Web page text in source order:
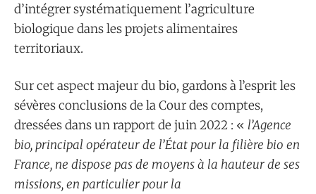
d’intégrer systématiquement l’agriculture
biologique dans les projets alimentaires
territoriaux.
Sur cet aspect majeur du bio, gardons à l’esprit les
sévères conclusions de la Cour des comptes,
dressées dans un rapport de juin 2022 : « l’Agence
bio, principal opérateur de l’État pour la filière bio en
France, ne dispose pas de moyens à la hauteur de ses
missions, en particulier pour la